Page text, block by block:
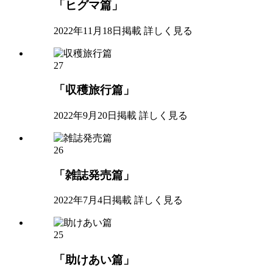
「ヒグマ篇」
2022年11月18日掲載 詳しく見る
27
「収穫旅行篇」
2022年9月20日掲載 詳しく見る
26
「雑誌発売篇」
2022年7月4日掲載 詳しく見る
25
「助けあい篇」